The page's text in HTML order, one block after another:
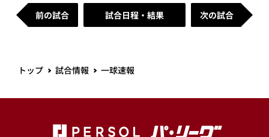
前の試合 試合日程・結果 次の試合
トップ 試合情報 一球速報